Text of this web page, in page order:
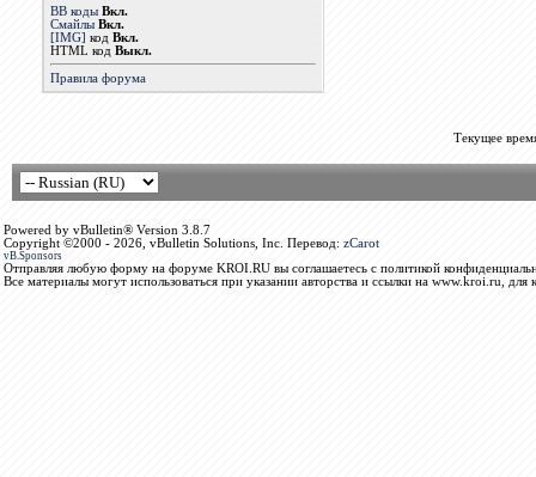
BB коды Вкл.
Смайлы Вкл.
[IMG] код Вкл.
HTML код Выкл.
Правила форума
Текущее
Powered by vBulletin® Version 3.8.7
Copyright ©2000 - 2026, vBulletin Solutions, Inc. Перевод: zCarot
vB.Sponsors
Отправляя любую форму на форуме KROI.RU вы соглашаетесь с политикой
Все материалы могут использоваться при указании авторства и ссылки на www.kroi.ru, для